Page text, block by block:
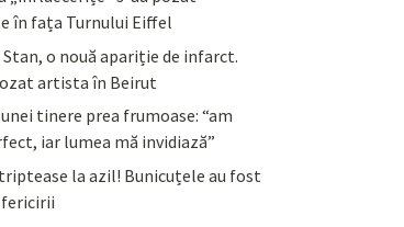
în fața Turnului Eiffel
o nouă apariție de infarct.
artista în Beirut
tinere prea frumoase: “am
iar lumea mă invidiază”
la azil! Bunicuțele au fost